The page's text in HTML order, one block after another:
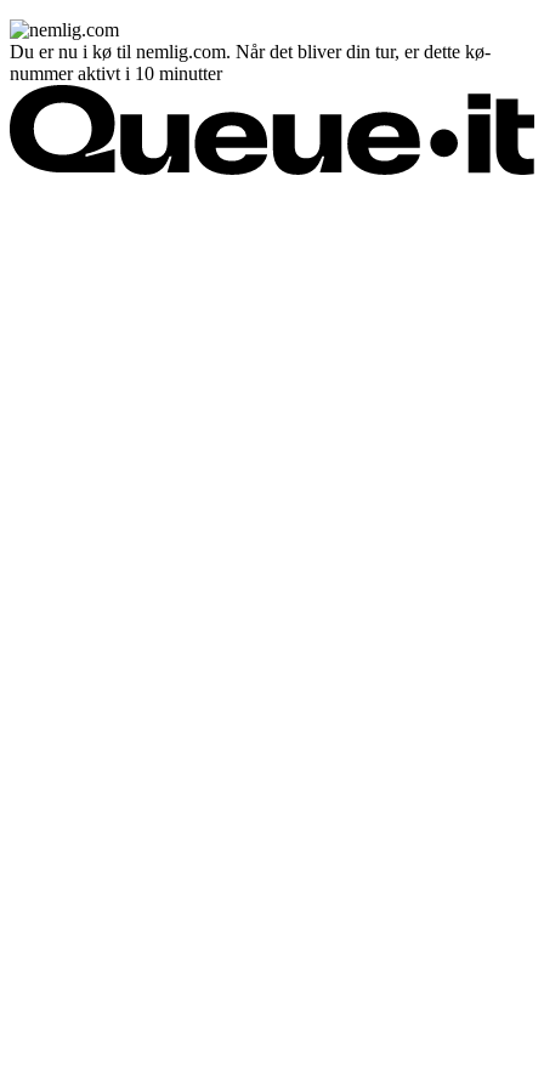
Du er nu i kø til nemlig.com. Når det bliver din tur, er dette kø-
nummer aktivt i 10 minutter